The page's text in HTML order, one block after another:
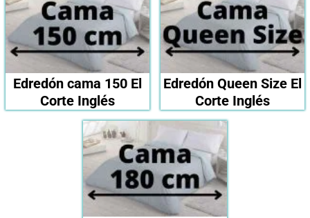
Edredón cama 150 El
Corte Inglés
Edredón Queen Size El
Corte Inglés